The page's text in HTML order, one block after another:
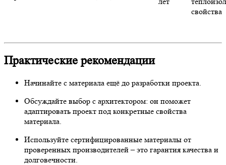
свойства
Практические рекомендации
Начинайте с материала ещё до разработки проекта.
Обсуждайте выбор с архитектором: он поможет
адаптировать проект под конкретные свойства
материала.
Используйте сертифицированные материалы от
проверенных производителей – это гарантия качества и
долговечности.